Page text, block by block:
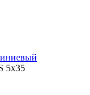
5х35